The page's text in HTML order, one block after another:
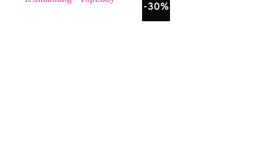
-30%